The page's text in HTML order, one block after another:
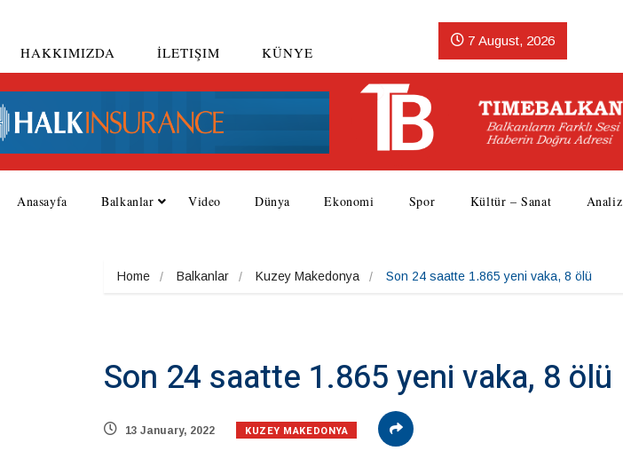
HAKKIMIZDA İLETIŞIM KÜNYE
7 August, 2026
Anasayfa Balkanlar Video Dünya Ekonomi Spor Kültür – Sanat Analiz
Home Balkanlar Kuzey Makedonya Son 24 saatte 1.865 yeni vaka, 8 ölü
Son 24 saatte 1.865 yeni vaka, 8 ölü
13 January, 2022 KUZEY MAKEDONYA